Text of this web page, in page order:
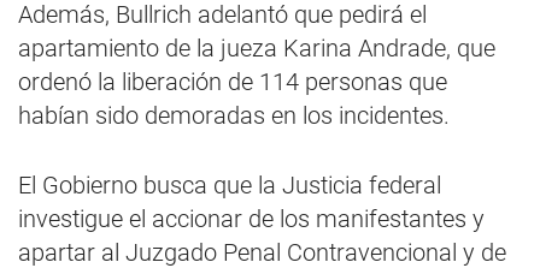
Además, Bullrich adelantó que pedirá el
apartamiento de la jueza Karina Andrade, que
ordenó la liberación de 114 personas que
habían sido demoradas en los incidentes.
El Gobierno busca que la Justicia federal
investigue el accionar de los manifestantes y
apartar al Juzgado Penal Contravencional y de